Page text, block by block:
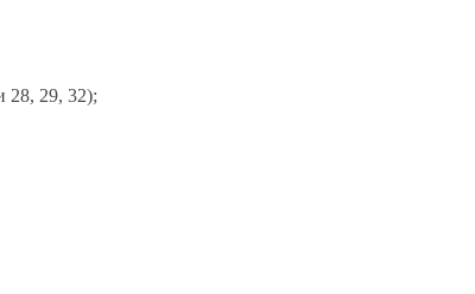
28, 29, 32);